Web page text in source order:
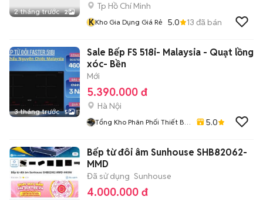
2 tháng trước 2
Tp Hồ Chí Minh
KKho Gia Dụng Giá Rẻ 5.0 13 đã bán
3 tháng trước 5
Sale Bếp FS 518i- Malaysia - Quạt lồng
xóc- Bền
Mới
5.390.000 đ
Hà Nội
Tổng Kho Phân Phối Thiết Bị
5.0
Bếp từ đôi âm Sunhouse SHB82062-
MMD
Đã sử dụng Sunhouse
4.000.000 đ